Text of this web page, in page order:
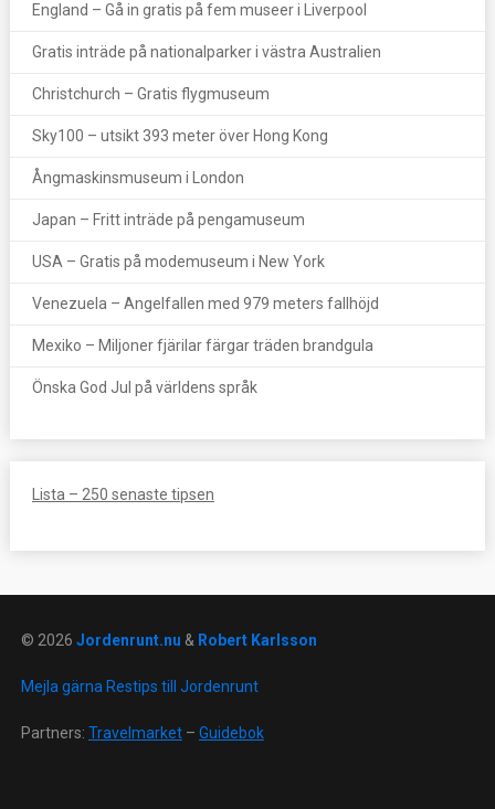
England – Gå in gratis på fem museer i Liverpool
Gratis inträde på nationalparker i västra Australien
Christchurch – Gratis flygmuseum
Sky100 – utsikt 393 meter över Hong Kong
Ångmaskinsmuseum i London
Japan – Fritt inträde på pengamuseum
USA – Gratis på modemuseum i New York
Venezuela – Angelfallen med 979 meters fallhöjd
Mexiko – Miljoner fjärilar färgar träden brandgula
Önska God Jul på världens språk
Lista – 250 senaste tipsen
© 2026 Jordenrunt.nu & Robert Karlsson
Mejla gärna Restips till Jordenrunt
Partners: Travelmarket– Guidebok